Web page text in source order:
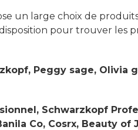
un large choix de
pour trouver les
Peggy sage, Olivia
Schwarzkopf
Co, Cosrx, Beauty of